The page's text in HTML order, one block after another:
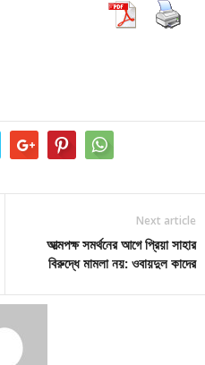
Next article
আত্মপক্ষ সমর্থনের আগে প্রিয়া সাহার
বিরুদ্ধে মামলা নয়: ওবায়দুল কাদের